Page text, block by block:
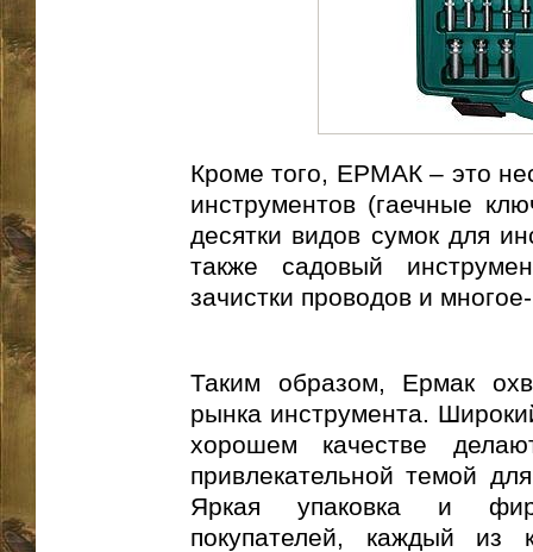
Кроме того, ЕРМАК – это
инструментов (гаечные
десятки видов сумок для
также садовый
зачистки проводов и
Таким образом, Ермак
рынка инструмента.
хорошем качестве
привлекательной темой
Яркая упаковка и
покупателей, каждый из